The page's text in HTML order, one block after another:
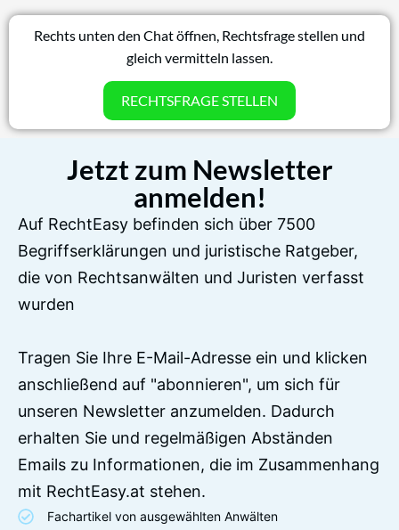
Rechts unten den Chat öffnen, Rechtsfrage stellen und
gleich vermitteln lassen.
RECHTSFRAGE STELLEN
Jetzt zum Newsletter
anmelden!
Auf RechtEasy befinden sich über 7500
Begriffserklärungen und juristische Ratgeber,
die von Rechtsanwälten und Juristen verfasst
wurden
Tragen Sie Ihre E-Mail-Adresse ein und klicken
anschließend auf "abonnieren", um sich für
unseren Newsletter anzumelden. Dadurch
erhalten Sie und regelmäßigen Abständen
Emails zu Informationen, die im Zusammenhang
mit RechtEasy.at stehen.
Fachartikel von ausgewählten Anwälten